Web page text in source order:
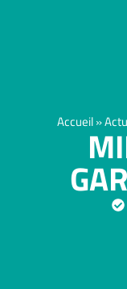
Accueil»